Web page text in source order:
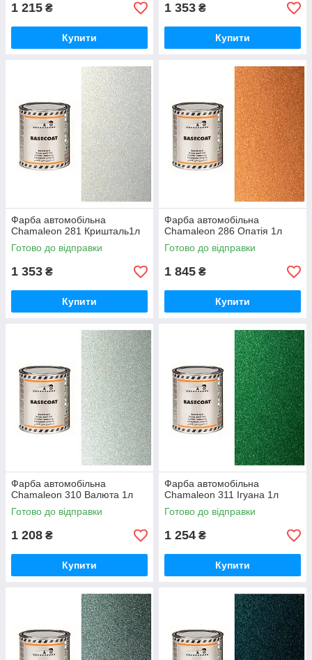
1 215 ₴
Купити
1 353 ₴
Купити
Фарба автомобільна
Chamaleon 281 Кришталь1л
Готово до відправки
1 353 ₴
Купити
Фарба автомобільна
Chamaleon 286 Опатія 1л
Готово до відправки
1 845 ₴
Купити
Фарба автомобільна
Chamaleon 310 Валюта 1л
Готово до відправки
1 208 ₴
Купити
Фарба автомобільна
Chamaleon 311 Ігуана 1л
Готово до відправки
1 254 ₴
Купити